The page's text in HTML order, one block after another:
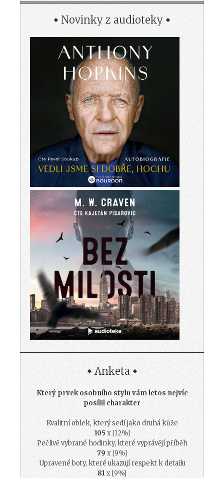
Novinky z audioteky
Anketa
Který prvek osobního stylu vám letos nejvíc
posílil charakter
Kvalitní oblek, který sedí jako druhá kůže
105 x [12%]
Pečlivě vybrané hodinky, které vyprávějí příběh
79 x [9%]
Upravené boty, které ukazují respekt k detailu
81x [9%]